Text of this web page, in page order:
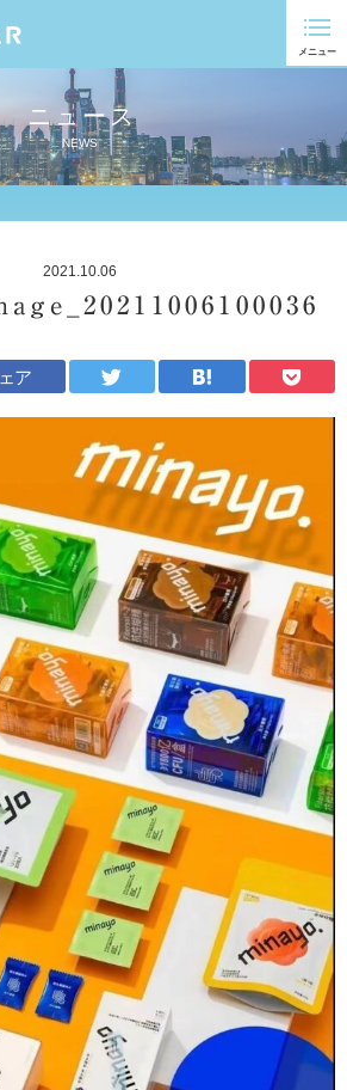
ニュース
NEWS
2021.10.06
ア